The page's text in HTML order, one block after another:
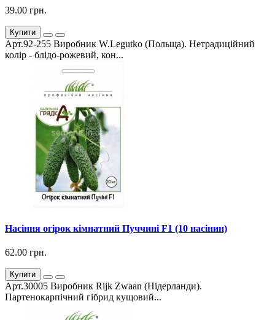
39.00 грн.
Купити
Арт.92-255 Виробник W.Legutko (Польща). Нетрадиційний
колір - блідо-рожевий, кон...
Насіння огірок кімнатний Пуччині F1 (10 насінин)
62.00 грн.
Купити
Арт.30005 Виробник Rijk Zwaan (Нідерланди).
Партенокарпічний гібрид кущовий...